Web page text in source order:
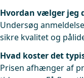
Hvordan vælger jeg
Undersøg
sikre kvalitet og
Hvad koster det
Prisen afhænger af